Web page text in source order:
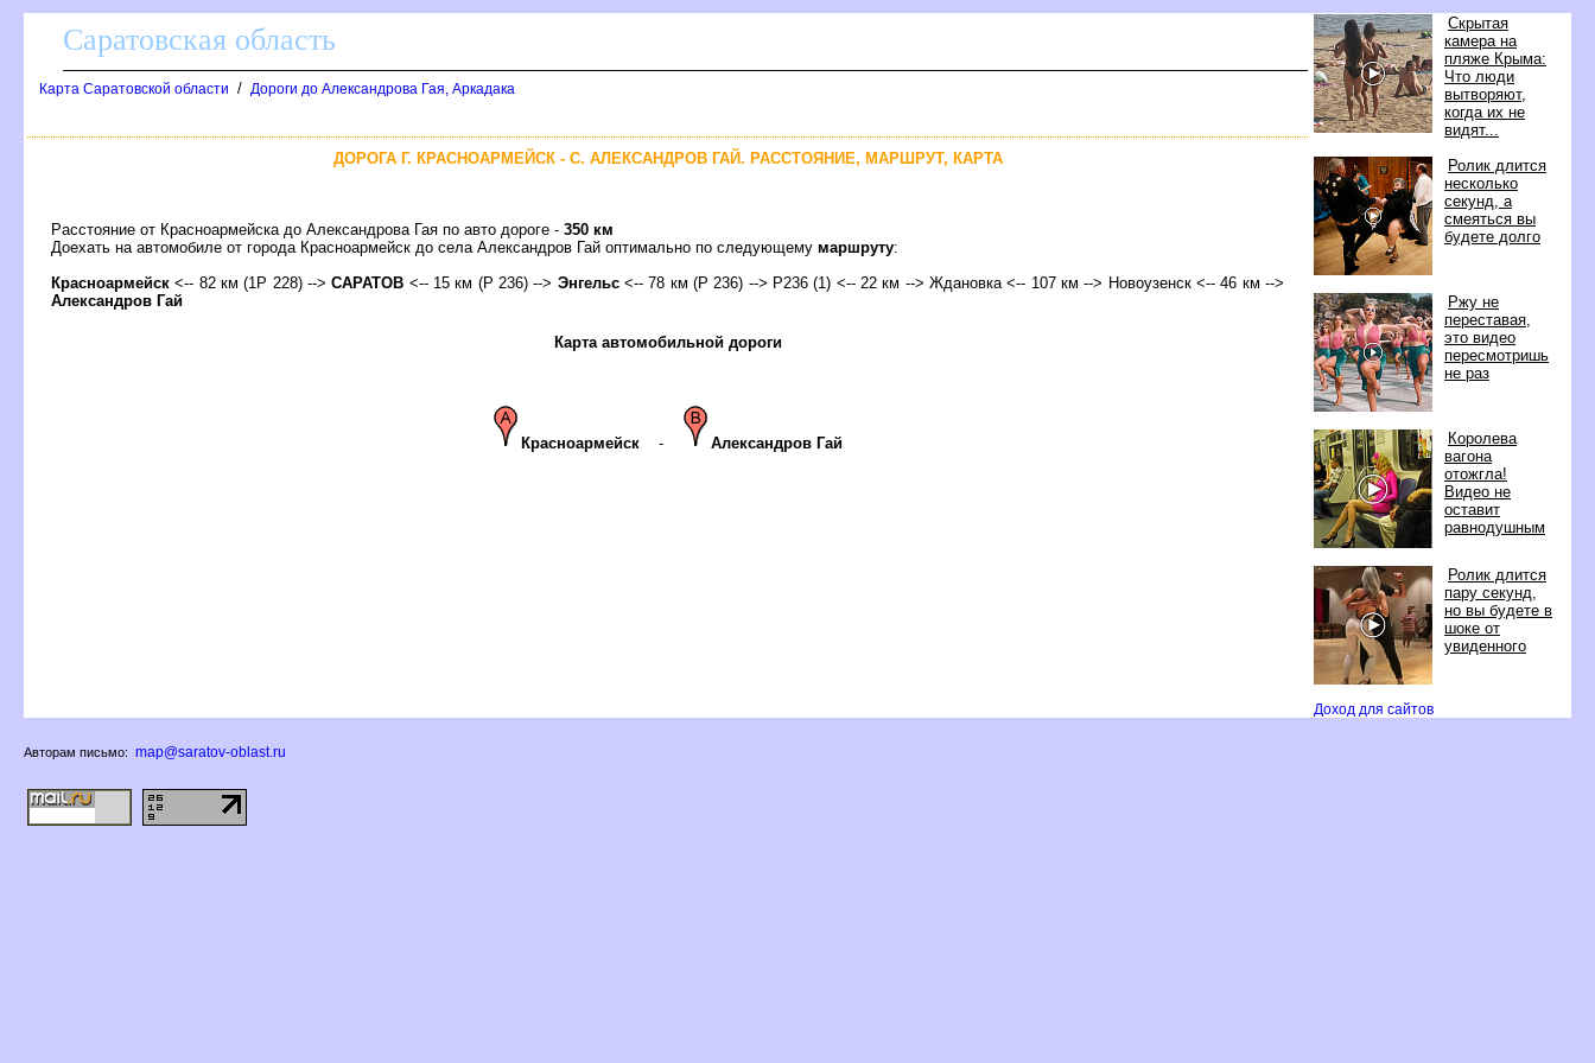
Скрытая
камера на
пляже Крыма:
Что люди
ытворяют,
когда их не
идят...
Ролик длится
несколько
секунд, а
смеяться вы
удете долго
Ржу не
переставая,
это видео
пересмотришь
не раз
Королева
агона
отожгла!
идео не
оставит
равнодушным
Ролик длится
пару секунд,
но вы будете
шоке от
увиденного
Доход для сайто
Саратовская область
Карта Саратовской области / Дороги до Александрова Гая, Аркадака
ДОРОГА Г. КРАСНОАРМЕЙСК - С. АЛЕКСАНДРОВ ГАЙ. РАССТОЯНИЕ, МАРШРУТ, КАРТА
Расстояние от Красноармейска до Александрова Гая по авто дороге - 350 км
Доехать на автомобиле от города Красноармейск до села Александров Гай оптимально по следующему маршруту:
Красноармейск <-- 82 км (1Р 228) -->САРАТО <-- 15 км (Р 236) --> Энгельс<-- 78 км (Р 236) --> Р236 (1) <-- 22 км --> Ждановка <-- 107 км --> Новоузенск <-- 46 км -->
Александров Гай
Карта автомобильной дороги
Красноармейск - Александров Гай
Авторам письмо: map@saratov-oblast.ru